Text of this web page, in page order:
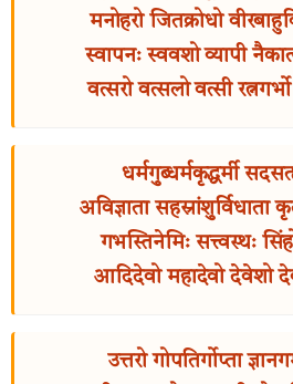
मनोहरो जितक्रोधो
स्वापनः स्ववशो व्यापी
वत्सरो वत्सलो वत्सी
धर्मगुब्धर्मकृद्धर्मी
अविज्ञाता
गभस्तिनेमिः सत्त्वस्थः
आदिदेवो महादेवो देवेशो
उत्तरो गोपतिर्गोप्ता